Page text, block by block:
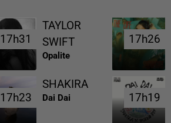
17h31
17h31
TAYLOR
SWIFT
Opalite
17h26
17h26
17h23
17h23
SHAKIRA
Dai Dai 17h19
17h19